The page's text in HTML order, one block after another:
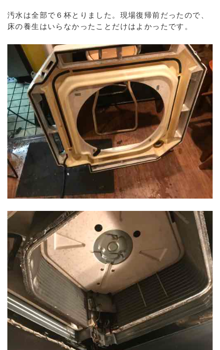
汚水は全部で６杯とりました。現場復帰前だったので、
床の養生はいらなかったことだけはよかったです。